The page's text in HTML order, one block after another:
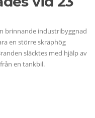
brinnande industribyggnad
en större skräphög
släcktes med hjälp av
en tankbil.